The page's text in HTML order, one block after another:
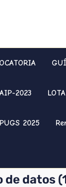
2023
2025
de datos